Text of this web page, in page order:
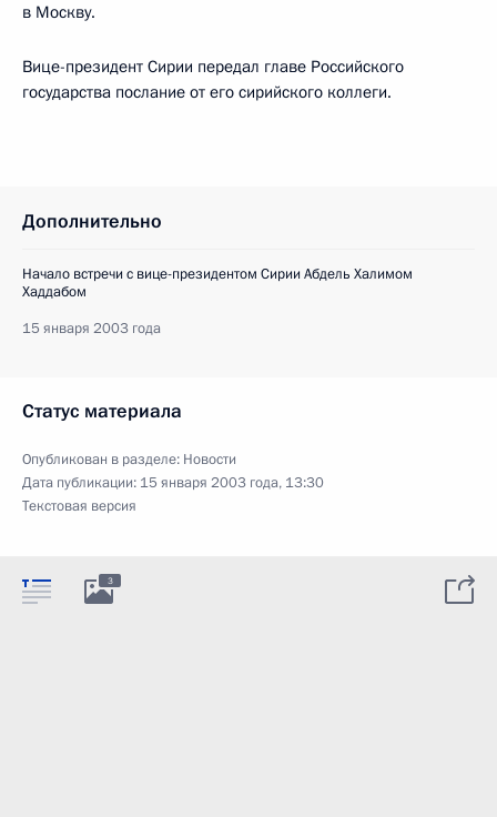
в Москву.
Вице-президент Сирии передал главе Российского
государства послание от его сирийского коллеги.
Дополнительно
Начало встречи с вице-президентом Сирии Абдель Халимом
Хаддабом
15 января 2003 года
Статус материала
Опубликован в разделе: Новости
Дата публикации: 15 января 2003 года, 13:30
Текстовая версия
3